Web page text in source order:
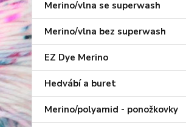
Merino/vlna se superwash
Merino/vlna bez superwash
EZ Dye Merino
Hedvábí a buret
Merino/polyamid - ponožkovky